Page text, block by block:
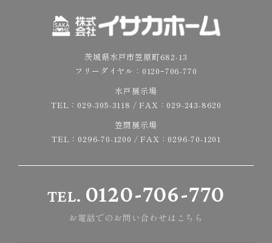
茨城県水戸市笠原町682-13
フリーダイヤル： 0120ｰ706-770
水戸展示場
TEL： 029-305-3118 / FAX：029-243-8620
笠間展示場
TEL： 0296-70-1200 / FAX：0296-70-1201
TEL. 0120-706-770
お電話でのお問い合わせはこちら